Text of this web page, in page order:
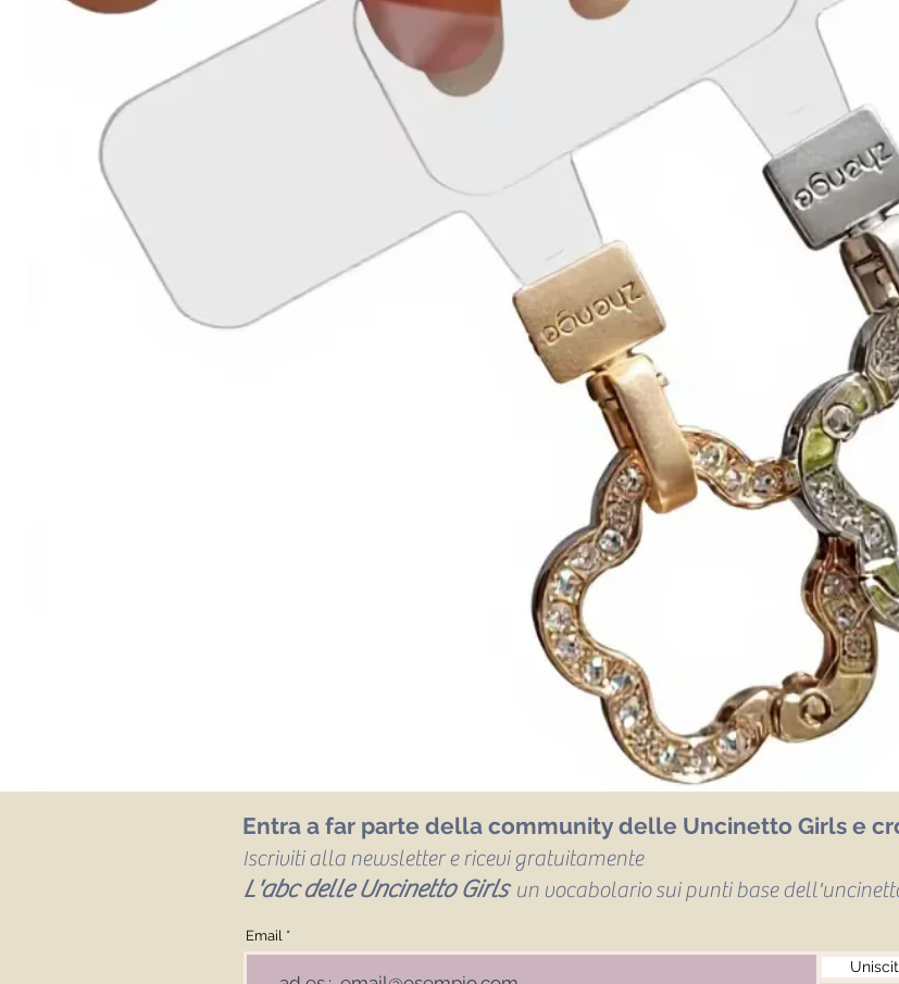
Entra a far parte della community delle Uncinetto Girls e
Iscriviti alla newsletter e ricevi gratuitamente
L'abc delle Uncinetto Girls un vocabolario sui punti base
Email